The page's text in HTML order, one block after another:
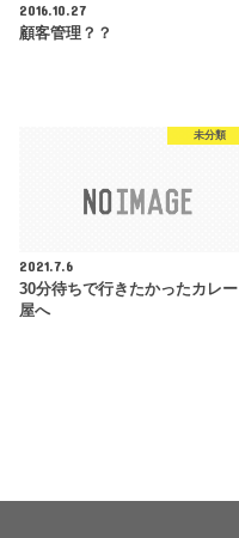
2016.10.27
顧客管理？？
未分類
2021.7.6
30分待ちで行きたかったカレー
屋へ